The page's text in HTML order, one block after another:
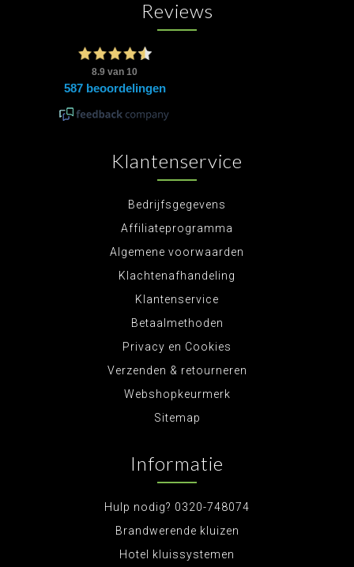
Reviews
Klantenservice
Bedrijfsgegevens
Affiliateprogramma
Algemene voorwaarden
Klachtenafhandeling
Klantenservice
Betaalmethoden
Privacy en Cookies
Verzenden & retourneren
Webshopkeurmerk
Sitemap
Informatie
Hulp nodig? 0320-748074
Brandwerende kluizen
Hotel kluissystemen